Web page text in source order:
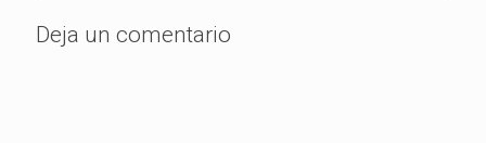
Deja un comentario